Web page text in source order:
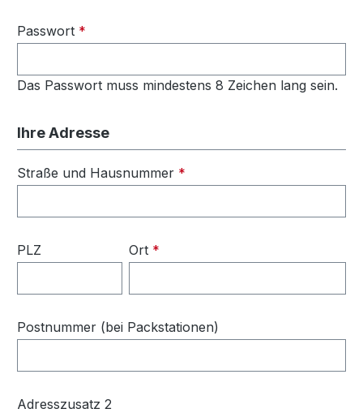
Passwort *
Das Passwort muss mindestens 8 Zeichen lang sein.
Ihre Adresse
Straße und Hausnummer *
PLZ Ort *
Postnummer (bei Packstationen)
Adresszusatz 2